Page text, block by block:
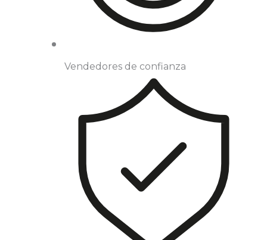
Vendedores de confianza